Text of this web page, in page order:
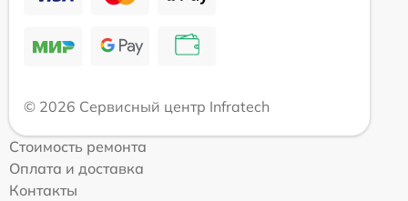
© 2026 Сервисный центр Infratech
Стоимость ремонта
Оплата и доставка
Контакты